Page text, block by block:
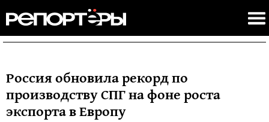
Россия обновила рекорд по
производству СПГ на фоне роста
экспорта в Европу